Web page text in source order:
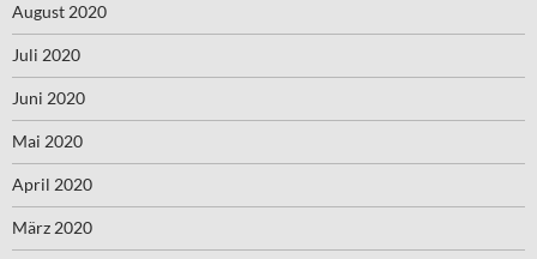
August 2020
Juli 2020
Juni 2020
Mai 2020
April 2020
März 2020